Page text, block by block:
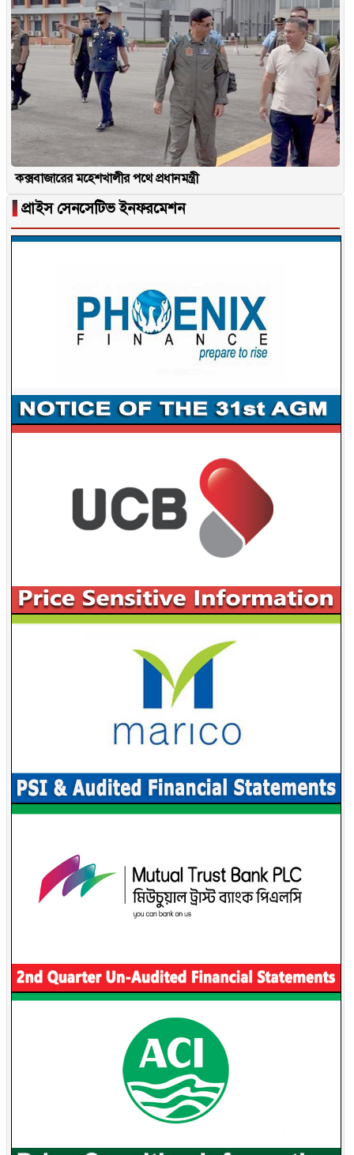
কক্সবাজারের মহেশখালীর পথে প্রধানমন্ত্রী
▐ প্রাইস সেনসেটিভ ইনফরমেশন